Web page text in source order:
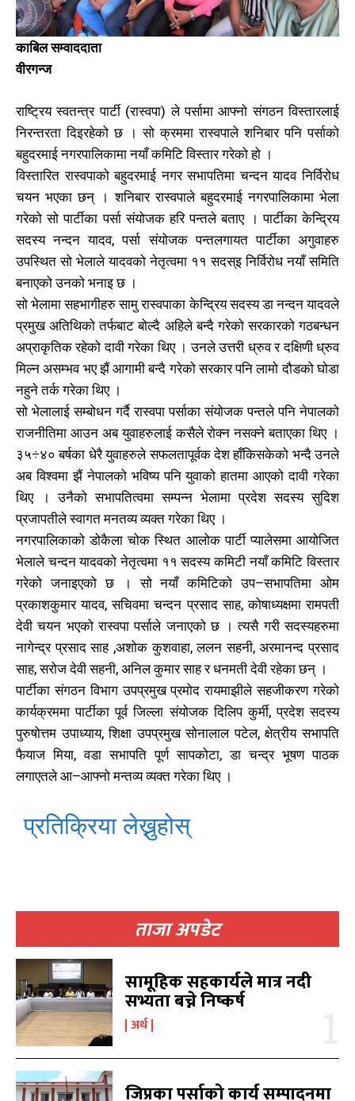
खोज्नुहोस्
काबिलखबर एफएम सुन्नुहोस
काबिल-खबर टिभी
खोज्नुहोस्
काबिलखबर एफएम सुन्नुहोस
काबिल-खबर टिभी
ताजा अपडेट
सामूहिक सहकार्यले मात्र नदी
सभ्यता बच्ने निष्कर्ष
अर्थ
जिप्रका पर्साको कार्य सम्पादनमा
काबिल सम्वाददाता
वीरगन्ज
राष्ट्रिय स्वतन्त्र पार्टी (रास्वपा) ले पर्सामा आफ्नो संगठन विस्तारलाई
निरन्तरता दिइरहेको छ । सो क्रममा रास्वपाले शनिबार पनि पर्साको
बहुदरमाई नगरपालिकामा नयाँ कमिटि विस्तार गरेको हो ।
विस्तारित रास्वपाको बहुदरमाई नगर सभापतिमा चन्दन यादव निर्विरोध
चयन भएका छन् । शनिबार रास्वपाले बहुदरमाई नगरपालिकामा भेला
गरेको सो पार्टीका पर्सा संयोजक हरि पन्तले बताए । पार्टीका केन्द्रिय
सदस्य नन्दन यादव, पर्सा संयोजक पन्तलगायत पार्टीका अगुवाहरु
उपस्थित सो भेलाले यादवको नेतृत्वमा ११ सदस्इ निर्विरोध नयाँ समिति
बनाएको उनको भनाइ छ ।
सो भेलामा सहभागीहरु सामु रास्वपाका केन्द्रिय सदस्य डा नन्दन यादवले
प्रमुख अतिथिको तर्फबाट बोल्दै अहिले बन्दै गरेको सरकारको गठबन्धन
अप्राकृतिक रहेको दावी गरेका थिए । उनले उत्तरी ध्रुव र दक्षिणी ध्रुव
मिल्न असम्भव भए झैं आगामी बन्दै गरेको सरकार पनि लामो दौडको घोडा
नहुने तर्क गरेका थिए ।
सो भेलालाई सम्बोधन गर्दै रास्वपा पर्साका संयोजक पन्तले पनि नेपालको
राजनीतिमा आउन अब युवाहरुलाई कसैले रोक्न नसक्ने बताएका थिए ।
३५÷४० बर्षका धेरै युवाहरुले सफलतापूर्वक देश हाँकिसकेको भन्दै उनले
अब विश्वमा झैं नेपालको भविष्य पनि युवाको हातमा आएको दावी गरेका
थिए । उनैको सभापतित्वमा सम्पन्न भेलामा प्रदेश सदस्य सुदिश
प्रजापतीले स्वागत मनतव्य व्यक्त गरेका थिए ।
नगरपालिकाको डोकैला चोक स्थित आलोक पार्टी प्यालेसमा आयोजित
भेलाले चन्दन यादवको नेतृत्वमा ११ सदस्य कमिटी नयाँ कमिटि विस्तार
गरेको जनाइएको छ । सो नयाँ कमिटिको उप–सभापतिमा ओम
प्रकाशकुमार यादव, सचिवमा चन्दन प्रसाद साह, कोषाध्यक्षमा रामपती
देवी चयन भएको रास्वपा पर्साले जनाएको छ । त्यसै गरी सदस्यहरुमा
नागेन्द्र प्रसाद साह ,अशोक कुशवाहा, ललन सहनी, अरमानन्द प्रसाद
साह, सरोज देवी सहनी, अनिल कुमार साह र धनमती देवी रहेका छन् ।
पार्टीका संगठन विभाग उपप्रमुख प्रमोद रायमाझीले सहजीकरण गरेको
कार्यक्रममा पार्टीका पूर्व जिल्ला संयोजक दिलिप कुर्मी, प्रदेश सदस्य
पुरुषोत्तम उपाध्याय, शिक्षा उपप्रमुख सोनालाल पटेल, क्षेत्रीय सभापति
फैयाज मिया, वडा सभापति पूर्ण सापकोटा, डा चन्द्र भूषण पाठक
लगाएतले आ–आफ्नो मन्तव्य व्यक्त गरेका थिए ।
प्रतिक्रिया लेख्नुहोस्